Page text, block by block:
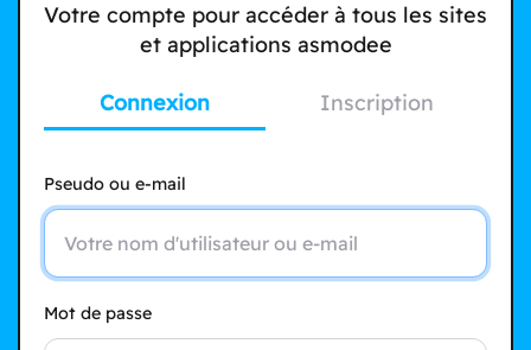
Votre compte pour accéder à tous les sites
et applications asmodee
Connexion Inscription
Pseudo ou e-mail
Mot de passe